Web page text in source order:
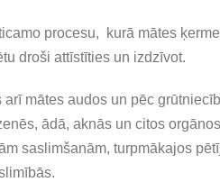
procesu, kurā mātes
droši attīstīties un izdzīvot.
mātes audos un pēc
ādā, aknās un citos
saslimšanām, turpmākajos